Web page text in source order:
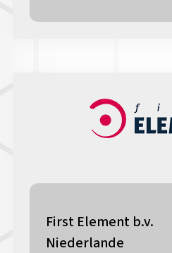
First Element b.v.
Niederlande